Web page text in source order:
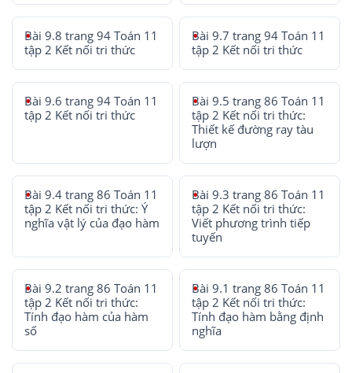
Bài 9.8 trang 94 Toán 11
tập 2 Kết nối tri thức
Bài 9.7 trang 94 Toán 11
tập 2 Kết nối tri thức
Bài 9.6 trang 94 Toán 11
tập 2 Kết nối tri thức
Bài 9.5 trang 86 Toán 11
tập 2 Kết nối tri thức:
Thiết kế đường ray tàu
lượn
Bài 9.4 trang 86 Toán 11
tập 2 Kết nối tri thức: Ý
nghĩa vật lý của đạo hàm
Bài 9.3 trang 86 Toán 11
tập 2 Kết nối tri thức:
Viết phương trình tiếp
tuyến
Bài 9.2 trang 86 Toán 11
tập 2 Kết nối tri thức:
Tính đạo hàm của hàm
số
Bài 9.1 trang 86 Toán 11
tập 2 Kết nối tri thức:
Tính đạo hàm bằng định
nghĩa